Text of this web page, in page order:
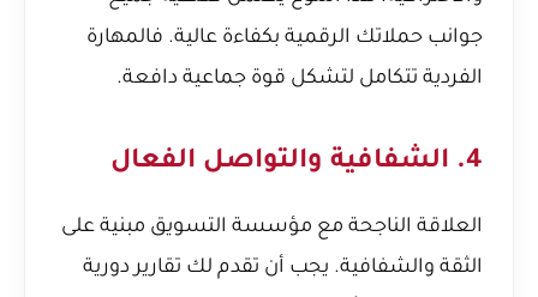
جوانب حملاتك الرقمية بكفاءة عالية. فالمهارة
الفردية تتكامل لتشكل قوة جماعية دافعة.
4. الشفافية والتواصل الفعال
العلاقة الناجحة مع مؤسسة التسويق مبنية على
الثقة والشفافية. يجب أن تقدم لك تقارير دورية